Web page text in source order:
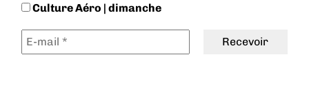
Culture Aéro | dimanche